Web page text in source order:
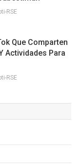
RSE
Que Comparten
Actividades Para
RSE